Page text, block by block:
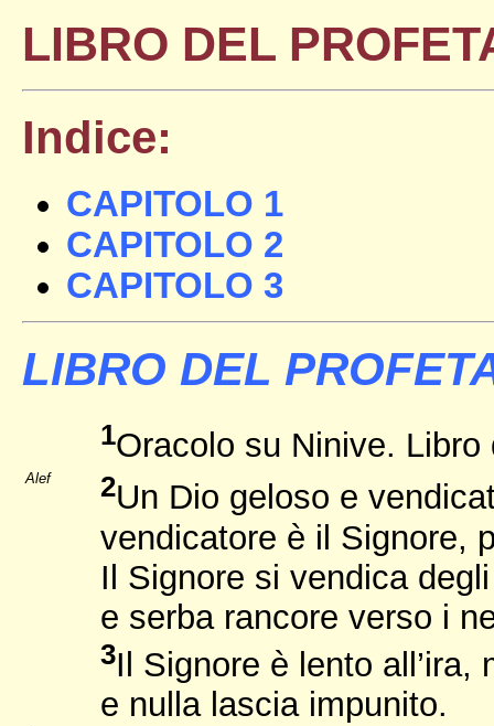
LIBRO DEL
Indice:
CAPITOLO 1
CAPITOLO 2
CAPITOLO 3
LIBRO DEL
1Oracolo su Ninive.
Alef 2Un Dio geloso e
vendicatore è il Signore,
Il Signore si vendica
e serba rancore verso i
3Il Signore è lento all’ira,
e nulla lascia impunito.